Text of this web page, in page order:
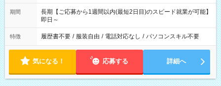
期間
長期【ご応募から1週間以内(最短2日目)のスピード就業が可能】
即日～
特徴 履歴書不要 / 服装自由 / 電話対応なし / パソコンスキル不要
気になる！ 応募する 詳細へ